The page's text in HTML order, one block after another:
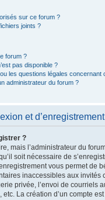
sur ce forum ?
joints ?
forum ?
pas disponible ?
les questions légales concernant
administrateur du forum ?
et d’enregistrement
?
mais l’administrateur du
soit nécessaire de
vous permet de
inaccessibles aux invités
privée, l’envoi de courriels
etc. La création d’un compte